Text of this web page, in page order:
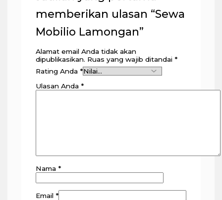
memberikan ulasan “Sewa
Mobilio Lamongan”
Alamat email Anda tidak akan
dipublikasikan. Ruas yang wajib ditandai *
Rating Anda *
Ulasan Anda *
Nama *
Email *